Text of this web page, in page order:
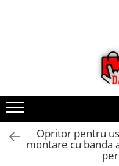
Opritor pentru
montare cu banda